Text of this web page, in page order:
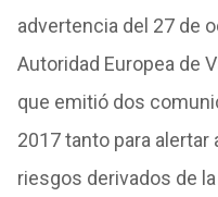
advertencia del 27 de
Autoridad Europea de
que emitió dos
2017 tanto para
riesgos derivados de